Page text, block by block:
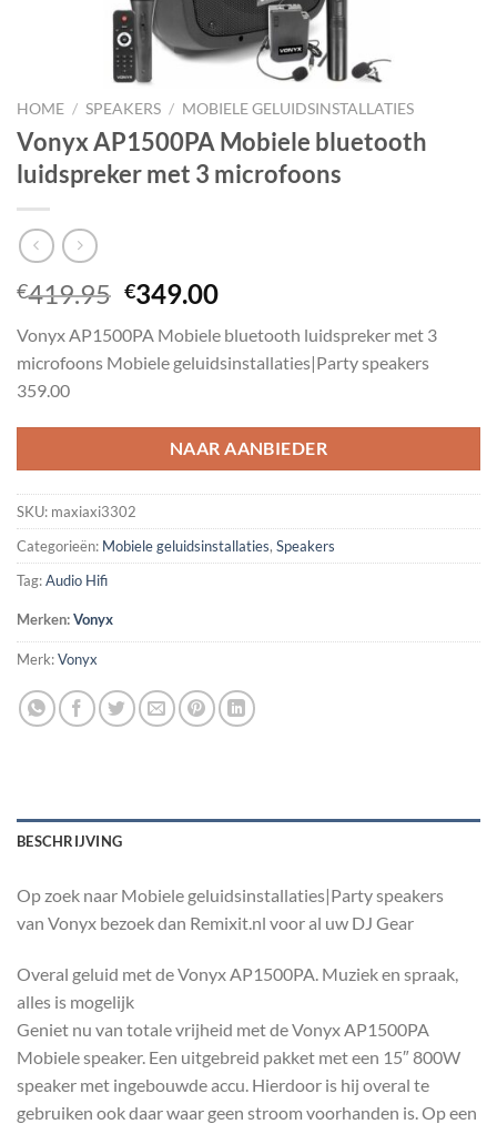
HOME / SPEAKERS / MOBIELE GELUIDSINSTALLATIES
Vonyx AP1500PA Mobiele bluetooth
luidspreker met 3 microfoons
€419.95 Oorspronkelijke
was:
€419.95.
€349.00Huidige
is:
€349.00.
Vonyx AP1500PA Mobiele bluetooth luidspreker met 3
microfoons Mobiele geluidsinstallaties|Party speakers
359.00
NAAR AANBIEDER
SKU: maxiaxi3302
Categorieën: Mobiele geluidsinstallaties, Speakers
Tag:Audio Hifi
Merken:Vonyx
Merk:Vonyx
BESCHRIJVING
Op zoek naar Mobiele geluidsinstallaties|Party speakers
van Vonyx bezoek dan Remixit.nl voor al uw DJ Gear
Overal geluid met de Vonyx AP1500PA. Muziek en spraak,
alles is mogelijk
Geniet nu van totale vrijheid met de Vonyx AP1500PA
Mobiele speaker. Een uitgebreid pakket met een 15″ 800W
speaker met ingebouwde accu. Hierdoor is hij overal te
gebruiken ook daar waar geen stroom voorhanden is. Op een